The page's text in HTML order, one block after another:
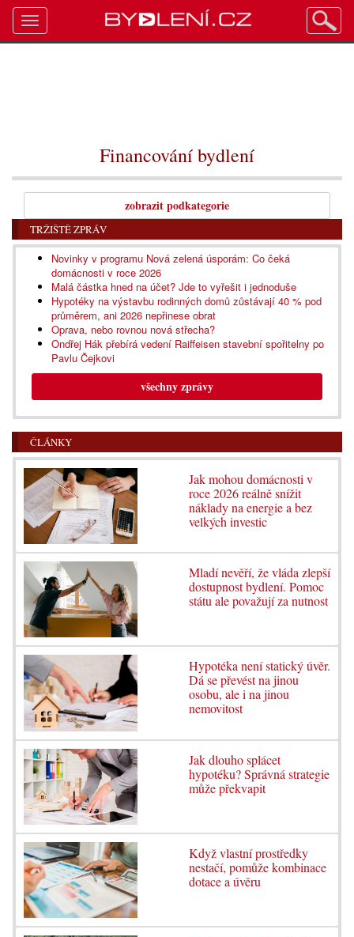
Financování bydlení
zobrazit podkategorie
TRŽIŠTĚ ZPRÁV
Novinky v programu Nová zelená úsporám: Co čeká
domácnosti v roce 2026
Malá částka hned na účet? Jde to vyřešit i jednoduše
Hypotéky na výstavbu rodinných domů zůstávají 40 % pod
průměrem, ani 2026 nepřinese obrat
Oprava, nebo rovnou nová střecha?
Ondřej Hák přebírá vedení Raiffeisen stavební spořitelny po
Pavlu Čejkovi
všechny zprávy
ČLÁNKY
Jak mohou domácnosti v
roce 2026 reálně snížit
náklady na energie a bez
velkých investic
Mladí nevěří, že vláda zlepší
dostupnost bydlení. Pomoc
státu ale považují za nutnost
Hypotéka není statický úvěr.
Dá se převést na jinou
osobu, ale i na jinou
nemovitost
Jak dlouho splácet
hypotéku? Správná strategie
může překvapit
Když vlastní prostředky
nestačí, pomůže kombinace
dotace a úvěru
Toggle
navigation